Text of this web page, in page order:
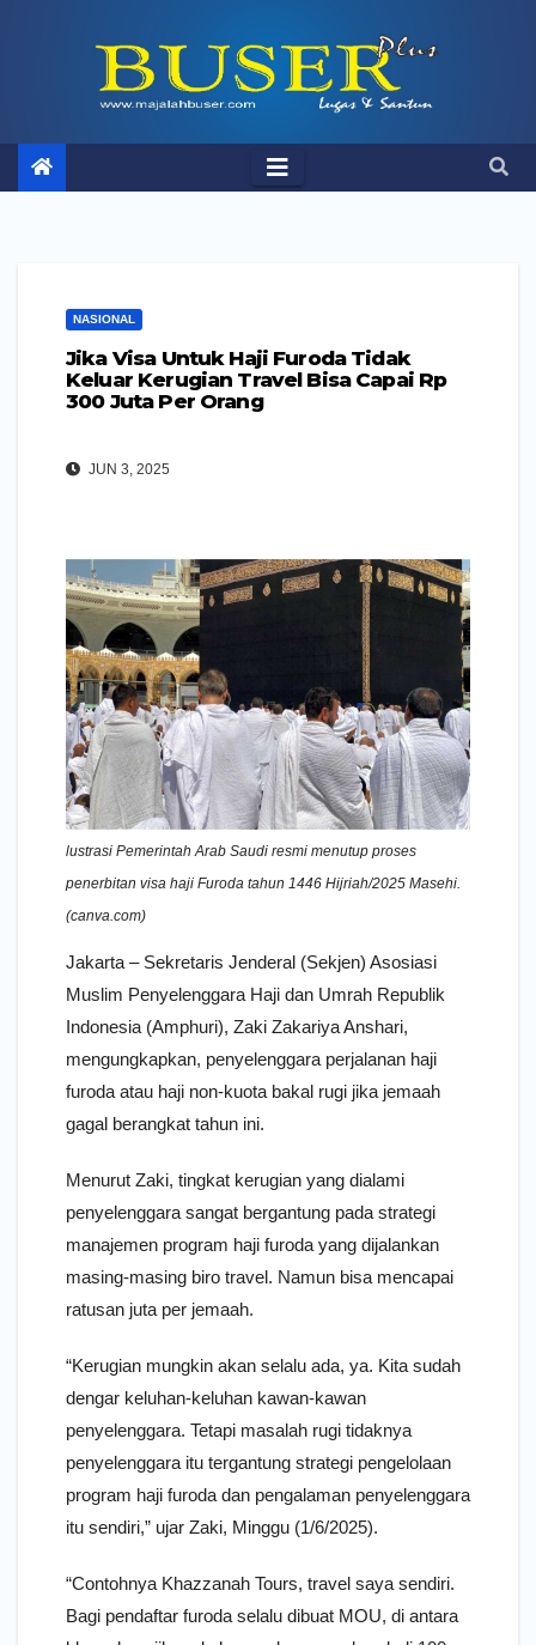
NASIONAL
Jika Visa Untuk Haji Furoda Tidak
Keluar Kerugian Travel Bisa Capai Rp
300 Juta Per Orang
JUN 3, 2025
lustrasi Pemerintah Arab Saudi resmi menutup proses
penerbitan visa haji Furoda tahun 1446 Hijriah/2025 Masehi.
(canva.com)
Jakarta – Sekretaris Jenderal (Sekjen) Asosiasi
Muslim Penyelenggara Haji dan Umrah Republik
Indonesia (Amphuri), Zaki Zakariya Anshari,
mengungkapkan, penyelenggara perjalanan haji
furoda atau haji non-kuota bakal rugi jika jemaah
gagal berangkat tahun ini.
Menurut Zaki, tingkat kerugian yang dialami
penyelenggara sangat bergantung pada strategi
manajemen program haji furoda yang dijalankan
masing-masing biro travel. Namun bisa mencapai
ratusan juta per jemaah.
“Kerugian mungkin akan selalu ada, ya. Kita sudah
dengar keluhan-keluhan kawan-kawan
penyelenggara. Tetapi masalah rugi tidaknya
penyelenggara itu tergantung strategi pengelolaan
program haji furoda dan pengalaman penyelenggara
itu sendiri,” ujar Zaki, Minggu (1/6/2025).
“Contohnya Khazzanah Tours, travel saya sendiri.
Bagi pendaftar furoda selalu dibuat MOU, di antara